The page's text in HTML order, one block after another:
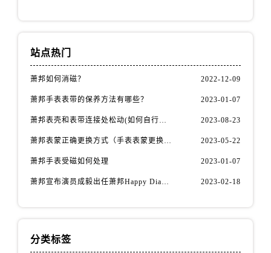
内蒙古自治区赤峰市红山区哈达街萧邦售后服务中心（需提前预约）
山西省临汾市尧都区解放路萧邦售后服务中心（需提前预约）
站点热门
萧邦如何消磁？ 2022-12-09
萧邦手表表带的保养方法有哪些？ 2023-01-07
萧邦表壳和表带连接处松动(如何自行修复) 2023-08-23
萧邦表蒙正确更换方式（手表表蒙更换知识） 2023-05-22
萧邦手表受磁如何处理 2023-01-07
萧邦宣布演员成毅出任萧邦Happy Diamonds系列品牌大使 2023-02-18
分类标签